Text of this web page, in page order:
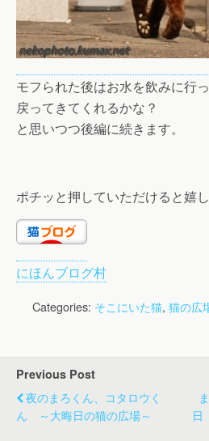
モフられた後はお水を飲みに行っ
戻ってきてくれるかな？
と思いつつ後編に続きます。
ポチッと押していただけると嬉
にほんブログ村
Categories: そこにいた猫, 猫の広
Previous Post
夜のまろくん、コタロウく
ん ～大晦日の猫の広場～
日